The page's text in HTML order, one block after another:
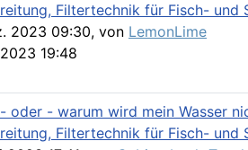
Filtertechnik für Fisch- und
2023 09:30, von LemonLime
19:48
oder - warum wird mein Wasser
Filtertechnik für Fisch- und